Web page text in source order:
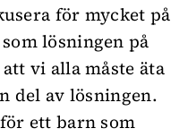
för mycket på
lösningen på
vi alla måste äta
del av lösningen.
ett barn som